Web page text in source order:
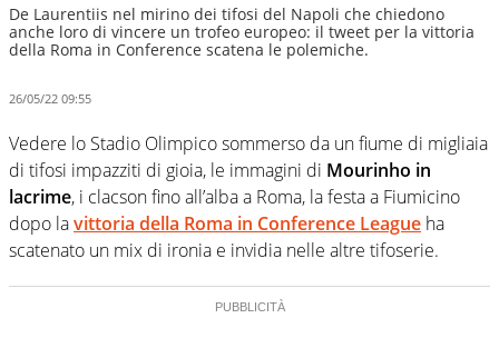
De Laurentiis nel mirino dei tifosi del Napoli che chiedono
anche loro di vincere un trofeo europeo: il tweet per la vittoria
della Roma in Conference scatena le polemiche.
26/05/22 09:55
Vedere lo Stadio Olimpico sommerso da un fiume di migliaia
di tifosi impazziti di gioia, le immagini di Mourinho in
lacrime, i clacson fino all’alba a Roma, la festa a Fiumicino
dopo lavittoria della Roma in Conference League ha
scatenato un mix di ironia e invidia nelle altre tifoserie.